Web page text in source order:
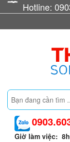
Hotline:
Giờ làm việc: